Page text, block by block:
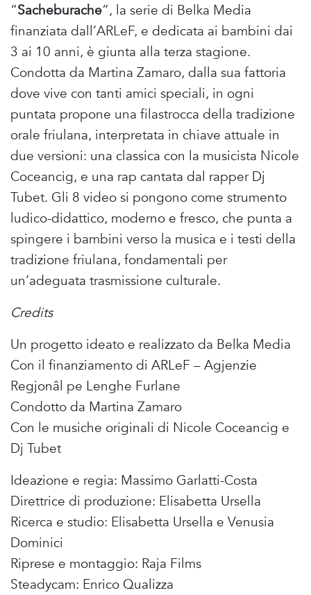
“Sacheburache”, la serie di Belka Media
finanziata dall’ARLeF, e dedicata ai bambini dai
3 ai 10 anni, è giunta alla terza stagione.
Condotta da Martina Zamaro, dalla sua fattoria
dove vive con tanti amici speciali, in ogni
puntata propone una filastrocca della tradizione
orale friulana, interpretata in chiave attuale in
due versioni: una classica con la musicista Nicole
Coceancig, e una rap cantata dal rapper Dj
Tubet. Gli 8 video si pongono come strumento
ludico-didattico, moderno e fresco, che punta a
spingere i bambini verso la musica e i testi della
tradizione friulana, fondamentali per
un’adeguata trasmissione culturale.
Credits
Un progetto ideato e realizzato da Belka Media
Con il finanziamento di ARLeF – Agjenzie
Regjonâl pe Lenghe Furlane
Condotto da Martina Zamaro
Con le musiche originali di Nicole Coceancig e
Dj Tubet
Ideazione e regia: Massimo Garlatti-Costa
Direttrice di produzione: Elisabetta Ursella
Ricerca e studio: Elisabetta Ursella e Venusia
Dominici
Riprese e montaggio: Raja Films
Steadycam: Enrico Qualizza